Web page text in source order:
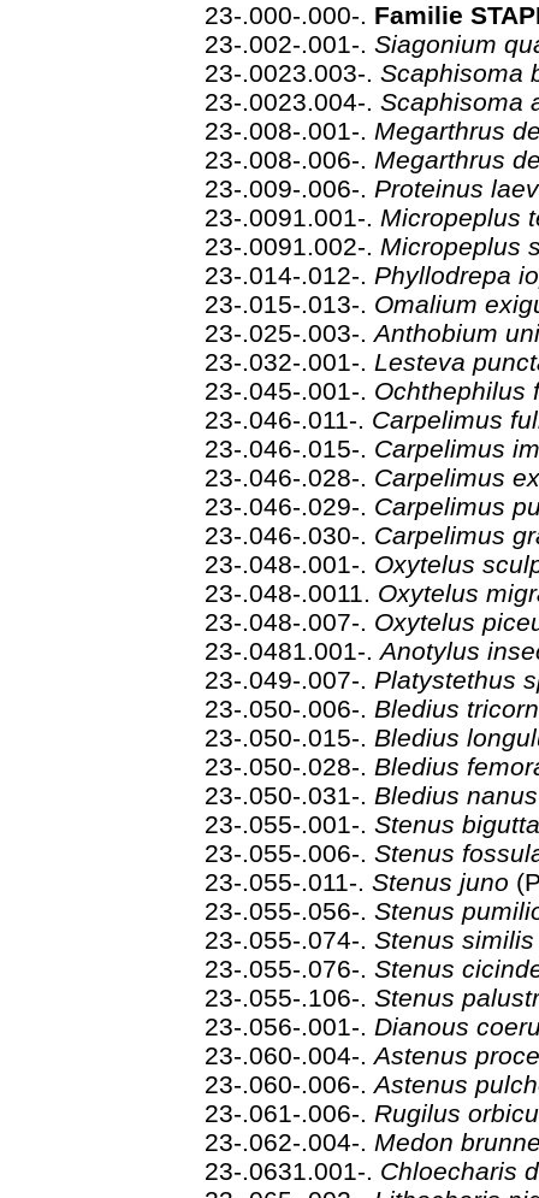
23-.000-.000-. Familie
23-.002-.001-. Siagonium
23-.0023.003-. Scaphisoma
23-.0023.004-. Scaphisoma
23-.008-.001-. Megarthrus
23-.008-.006-. Megarthrus
23-.009-.006-. Proteinus
23-.0091.001-. Micropeplus
23-.0091.002-. Micropeplus
23-.014-.012-. Phyllodrepa
23-.015-.013-. Omalium
23-.025-.003-.Anthobium
23-.032-.001-. Lesteva
23-.045-.001-. Ochthephilus
23-.046-.011-. Carpelimus
23-.046-.015-. Carpelimus
23-.046-.028-. Carpelimus
23-.046-.029-. Carpelimus
23-.046-.030-. Carpelimus
23-.048-.001-. Oxytelus
23-.048-.0011. Oxytelus
23-.048-.007-. Oxytelus
23-.0481.001-.Anotylus
23-.049-.007-. Platystethus
23-.050-.006-. Bledius
23-.050-.015-. Bledius
23-.050-.028-. Bledius
23-.050-.031-. Bledius
23-.055-.001-. Stenus
23-.055-.006-. Stenus
23-.055-.011-. Stenus juno
23-.055-.056-. Stenus
23-.055-.074-. Stenus
23-.055-.076-. Stenus
23-.055-.106-. Stenus
23-.056-.001-. Dianous
23-.060-.004-.Astenus
23-.060-.006-.Astenus
23-.061-.006-. Rugilus
23-.062-.004-. Medon
23-.0631.001-. Chloecharis